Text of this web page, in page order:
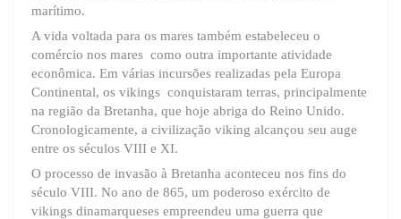
marítimo.
A vida voltada para os mares também estabeleceu o
comércio nos mares como outra importante atividade
econômica. Em várias incursões realizadas pela Europa
Continental, os vikings conquistaram terras, principalmente
na região da Bretanha, que hoje abriga do Reino Unido.
Cronologicamente, a civilização viking alcançou seu auge
entre os séculos VIII e XI.
O processo de invasão à Bretanha aconteceu nos fins do
século VIII. No ano de 865, um poderoso exército de
vikings dinamarqueses empreendeu uma guerra que